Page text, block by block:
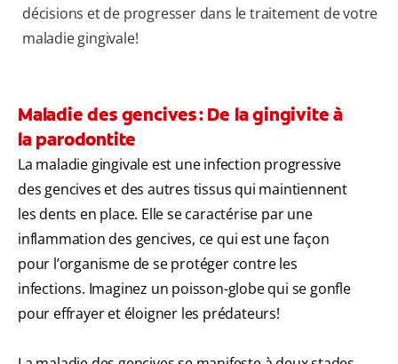
décisions et de progresser dans le traitement de votre
maladie gingivale!
Maladie des gencives : De la gingivite à
la parodontite
La maladie gingivale est une infection progressive
des gencives et des autres tissus qui maintiennent
les dents en place. Elle se caractérise par une
inflammation des gencives, ce qui est une façon
pour l’organisme de se protéger contre les
infections. Imaginez un poisson-globe qui se gonfle
pour effrayer et éloigner les prédateurs!